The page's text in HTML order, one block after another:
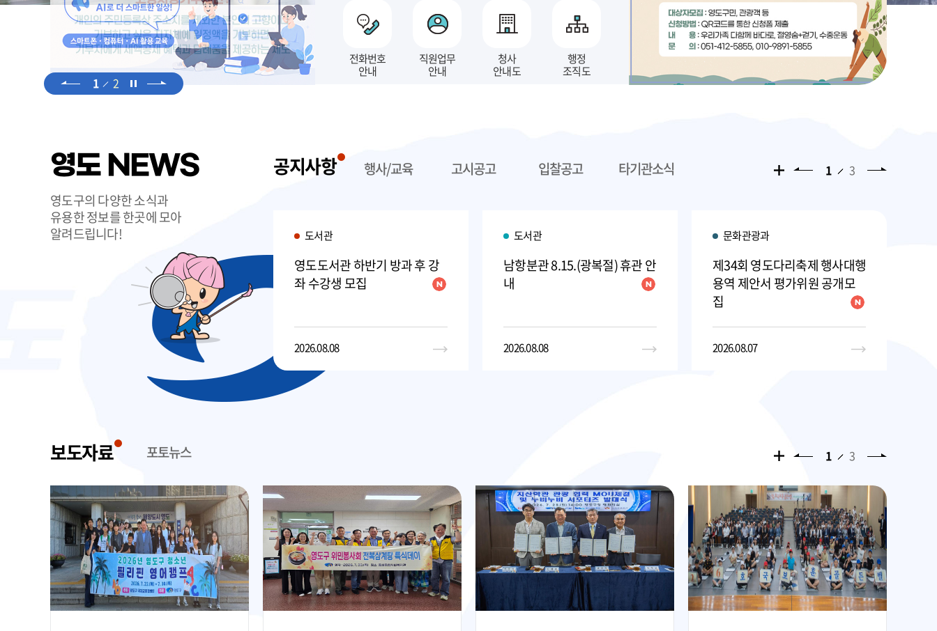
1 2
전화번호
안내
직원업무
안내
청사
안내도
행정
조직도
영도 NEWS
영도구의 다양한 소식과
유용한 정보를 한곳에 모아
알려드립니다!
공지사항
환경위생과
기후부「라돈 무료 측정 및 저
감 컨설팅」참여 홍보
도서관
영도도서관 하반기 방과 후 강
좌 수강생 모집
2026.08.08
도서관
남항분관 8.15.(광복절) 휴관 안
내
2026.08.08
문화관광과
제34회 영도다리축제 행사대행
용역 제안서 평가위원 공개모
집
2026.08.07
1 3
행사/교육 고시공고 입찰공고 타기관소식
보도자료 1 3
포토뉴스